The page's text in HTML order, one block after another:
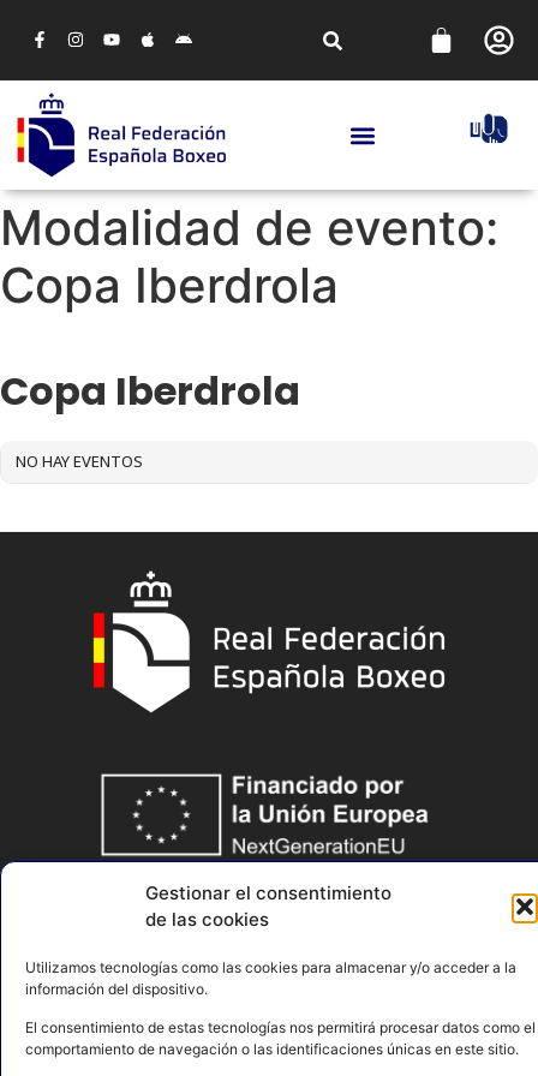
Gestionar el consentimiento
de las cookies
Utilizamos tecnologías como las cookies para almacenar y/o acceder a la
información del dispositivo.
El consentimiento de estas tecnologías nos permitirá procesar datos como el
comportamiento de navegación o las identificaciones únicas en este sitio.
Modalidad de evento:
Copa Iberdrola
Copa Iberdrola
NO HAY EVENTOS
AVISO LEGAL POLÍTICA DE PRIVACIDAD